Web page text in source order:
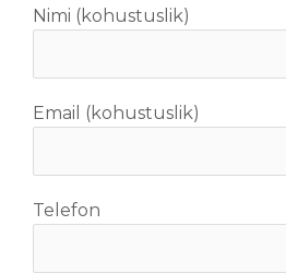
Nimi (kohustuslik)
Email (kohustuslik)
Telefon